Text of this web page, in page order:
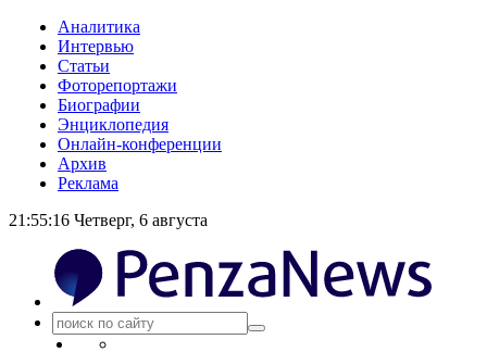
Аналитика
Интервью
Статьи
Фоторепортажи
Биографии
Энциклопедия
Онлайн-конференции
Архив
Реклама
21:55:16 Четверг, 6 августа